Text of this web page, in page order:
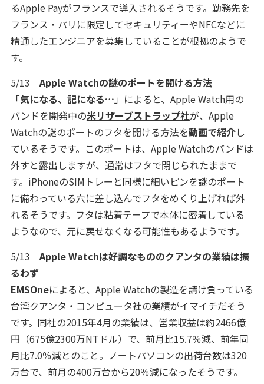
るApple Payがフランスで導入されるそうです。勤務先を
フランス・パリに限定してセキュリティーやNFCなどに
精通したエンジニアを募集していることが根拠のようで
す。
5/13Apple Watchの謎のポートを開ける方法
「気になる、記になる… 」によると、Apple Watch用の
バンドを開発中の米リザーブストラップ社が、Apple
Watchの謎のポートのフタを開ける方法を動画で紹介し
ているそうです。このポートは、Apple Watchのバンドは
外すと露出しますが、通常はフタで閉じられたままで
す。iPhoneのSIMトレーと同様に細いピンを謎のポート
に備わっている穴に差し込んでフタをめくり上げれば外
れるそうです。フタは粘着テープで本体に密着している
ようなので、元に戻せなくなる可能性もあるようです。
5/13Apple Watchは好調なもののクアンタの業績は振
るわず
EMSOneによると、Apple Watchの製造を請け負っている
台湾クアンタ・コンピュータ社の業績がイマイチだそう
です。同社の2015年4月の業績は、営業収益は約2466億
円（675億2300万NTドル）で、前月比15.7％減、前年同
月比7.0％減とのこと。ノートパソコンの出荷台数は320
万台で、前月の400万台から20％減になったそうです。